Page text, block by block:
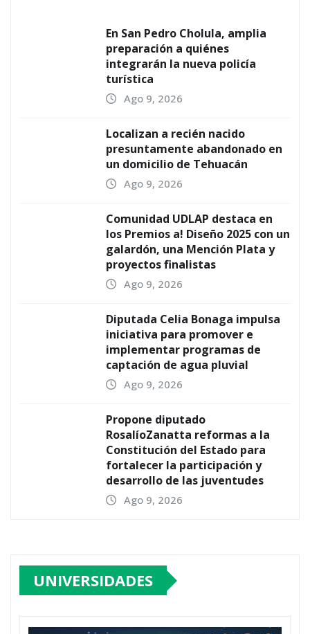
En San Pedro Cholula, amplia
preparación a quiénes
integrarán la nueva policía
turística
Ago 9, 2026
Localizan a recién nacido
presuntamente abandonado en
un domicilio de Tehuacán
Ago 9, 2026
Comunidad UDLAP destaca en
los Premios a! Diseño 2025 con un
galardón, una Mención Plata y
proyectos finalistas
Ago 9, 2026
Diputada Celia Bonaga impulsa
iniciativa para promover e
implementar programas de
captación de agua pluvial
Ago 9, 2026
Propone diputado
RosalíoZanatta reformas a la
Constitución del Estado para
fortalecer la participación y
desarrollo de las juventudes
Ago 9, 2026
UNIVERSIDADES